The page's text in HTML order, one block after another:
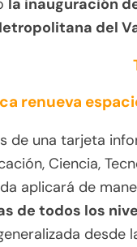
la inauguración
del
renueva
de una tarjeta
Ciencia,
aplicará de
de todos los
desde